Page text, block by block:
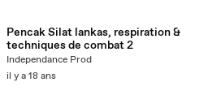
Pencak Silat lankas, respiration &
techniques de combat 2
Independance Prod
il y a 18 ans